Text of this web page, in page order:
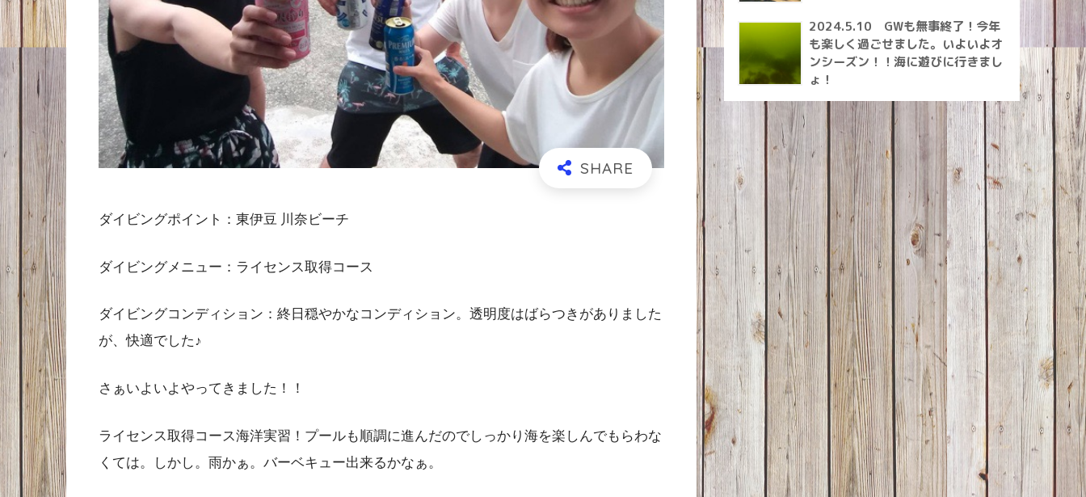
ダイビングポイント：東伊豆 川奈ビーチ
ダイビングメニュー：ライセンス取得コース
ダイビングコンディション：終日穏やかなコンディション。透明度はばらつきがありました
が、快適でした♪
さぁいよいよやってきました！！
ライセンス取得コース海洋実習！プールも順調に進んだのでしっかり海を楽しんでもらわな
くては。しかし。雨かぁ。バーベキュー出来るかなぁ。
2024.5.10 GWも無事終了！今年
も楽しく過ごせました。いよいよオ
ンシーズン！！海に遊びに行きまし
ょ！